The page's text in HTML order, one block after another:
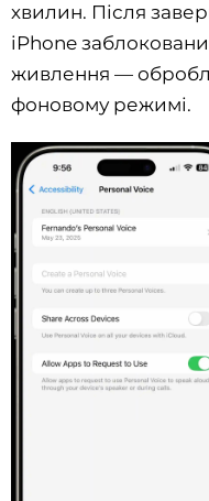
хвилин. Після
iPhone
живлення —
фоновому режимі.